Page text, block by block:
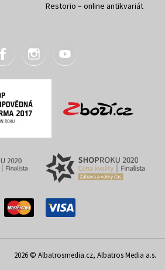
Restorio – online antikvariát
2026 © Albatrosmedia.cz, Albatros Media a.s.